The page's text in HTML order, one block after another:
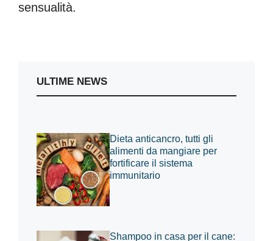
sensualità.
ULTIME NEWS
Dieta anticancro, tutti gli
alimenti da mangiare per
fortificare il sistema
immunitario
Shampoo in casa per il cane: